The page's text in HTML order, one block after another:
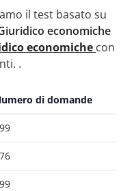
il test basato su
economiche
economiche con
.
di domande